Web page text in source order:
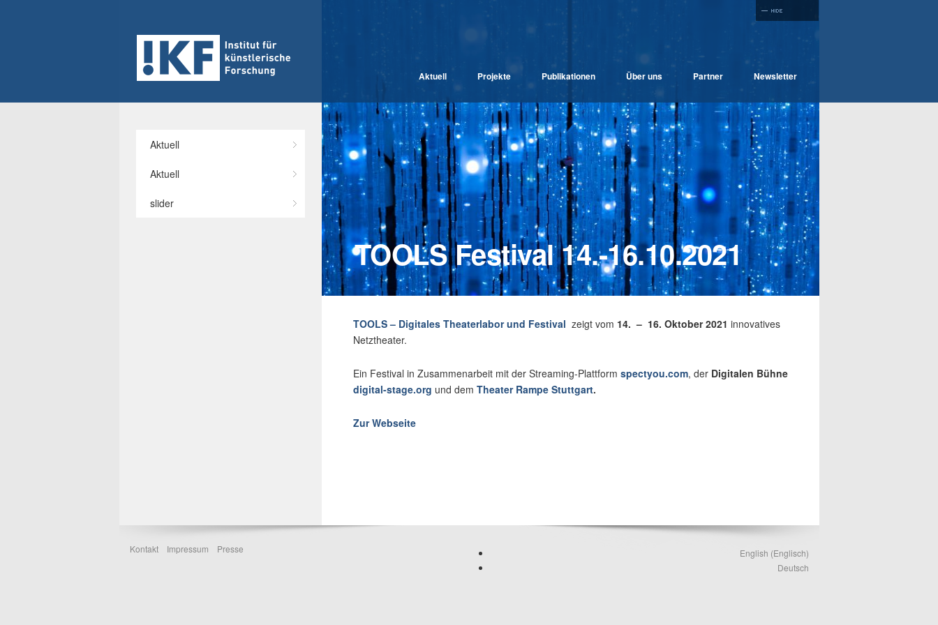
Aktuell Projekte Publikationen Über uns Partner Newsletter
Aktuell
Aktuell
slider
TOOLS Festival 14.-16.10.2021
TOOLS – Digitales Theaterlabor und Festival zeigt vom 14. – 16. Oktober 2021 innovatives
Netztheater.
Ein Festival in Zusammenarbeit mit der Streaming-Plattform spectyou.com, der Digitalen Bühne
digital-stage.org und dem Theater Rampe Stuttgart.
Zur Webseite
Kontakt Impressum Presse English (Englisch)
Deutsch